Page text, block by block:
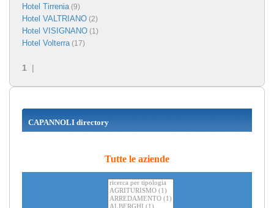
Hotel Tirrenia(9)
Hotel VALTRIANO (2)
Hotel VISIGNANO (1)
Hotel Volterra(17)
1 |
CAPANNOLI directory
Tutte le aziende